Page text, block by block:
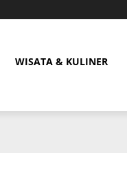
WISATA & KULINER